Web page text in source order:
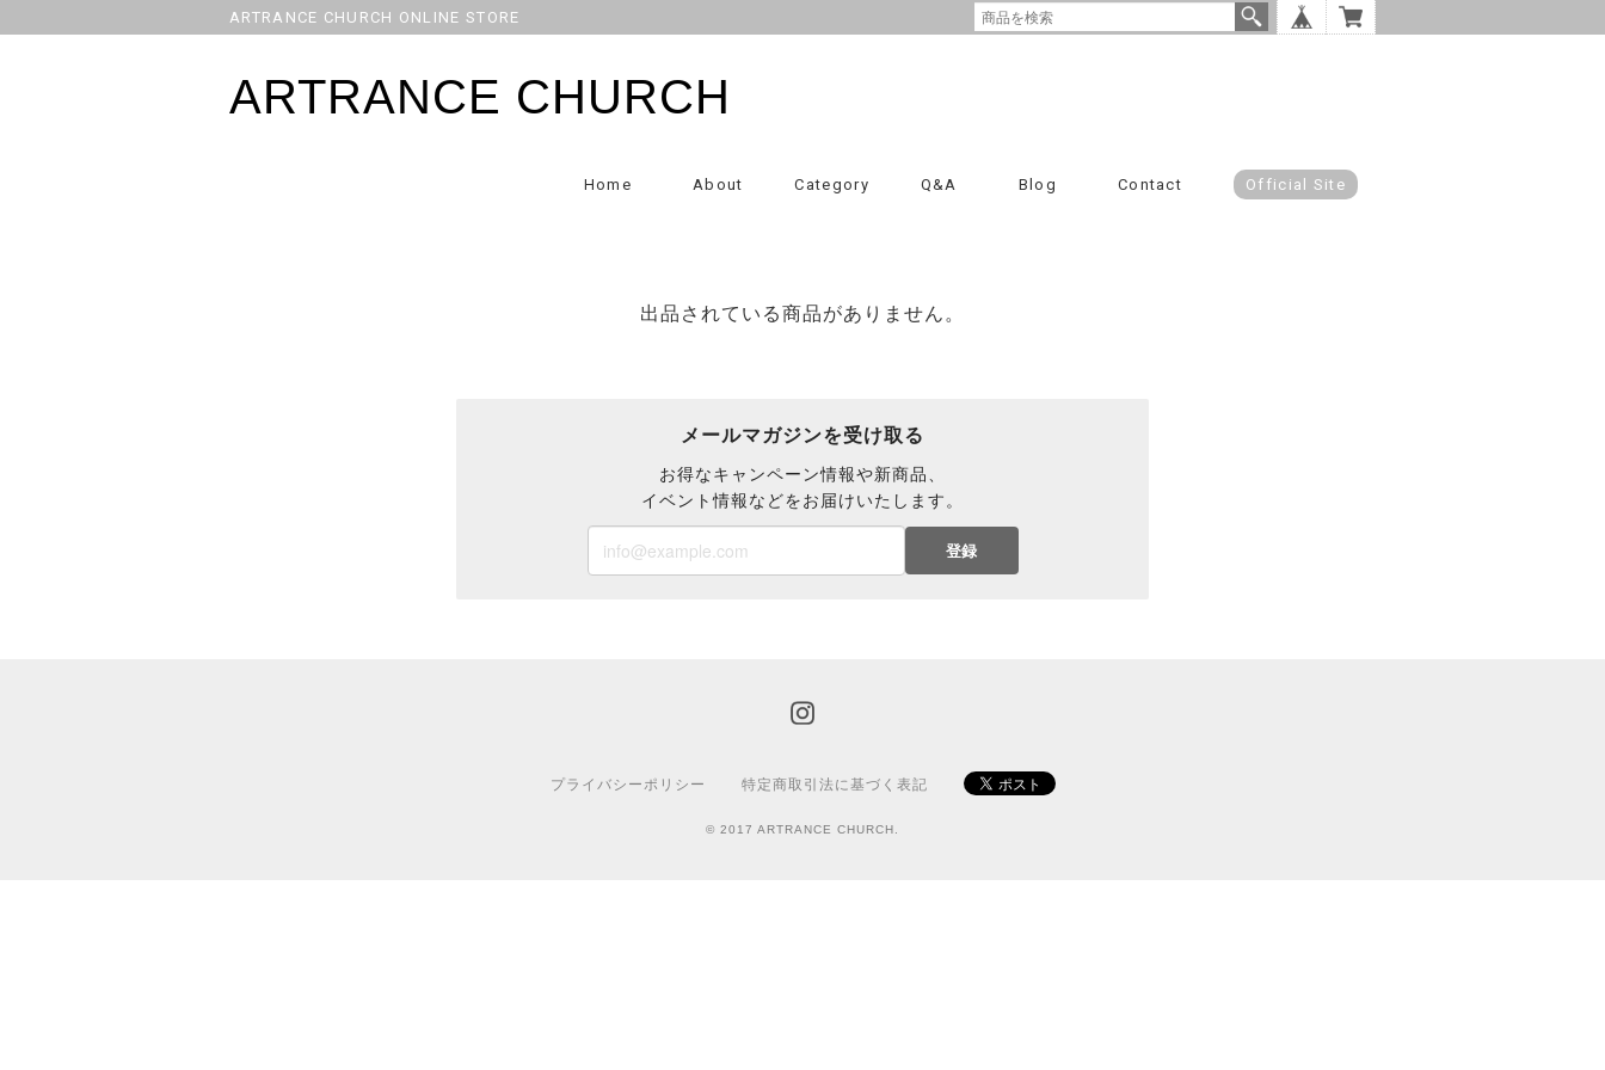
ARTRANCE CHURCH ONLINE STORE
ARTRANCE CHURCH
Home About Category Q&A Blog Contact Official Site
出品されている商品がありません。
メールマガジンを受け取る
お得なキャンペーン情報や新商品、
イベント情報などをお届けいたします。
登録
プライバシーポリシー 特定商取引法に基づく表記
© 2017 ARTRANCE CHURCH.